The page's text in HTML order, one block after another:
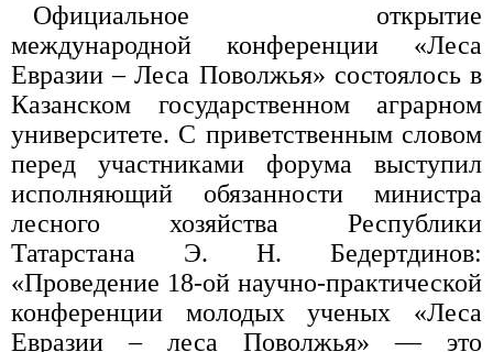
Официальное открытие
международной конференции «Леса
Евразии – Леса Поволжья» состоялось в
Казанском государственном аграрном
университете. С приветственным словом
перед участниками форума выступил
исполняющий обязанности министра
лесного хозяйства Республики
Татарстана Э. Н. Бедертдинов:
«Проведение 18-ой научно-практической
конференции молодых ученых «Леса
Евразии – леса Поволжья» — это